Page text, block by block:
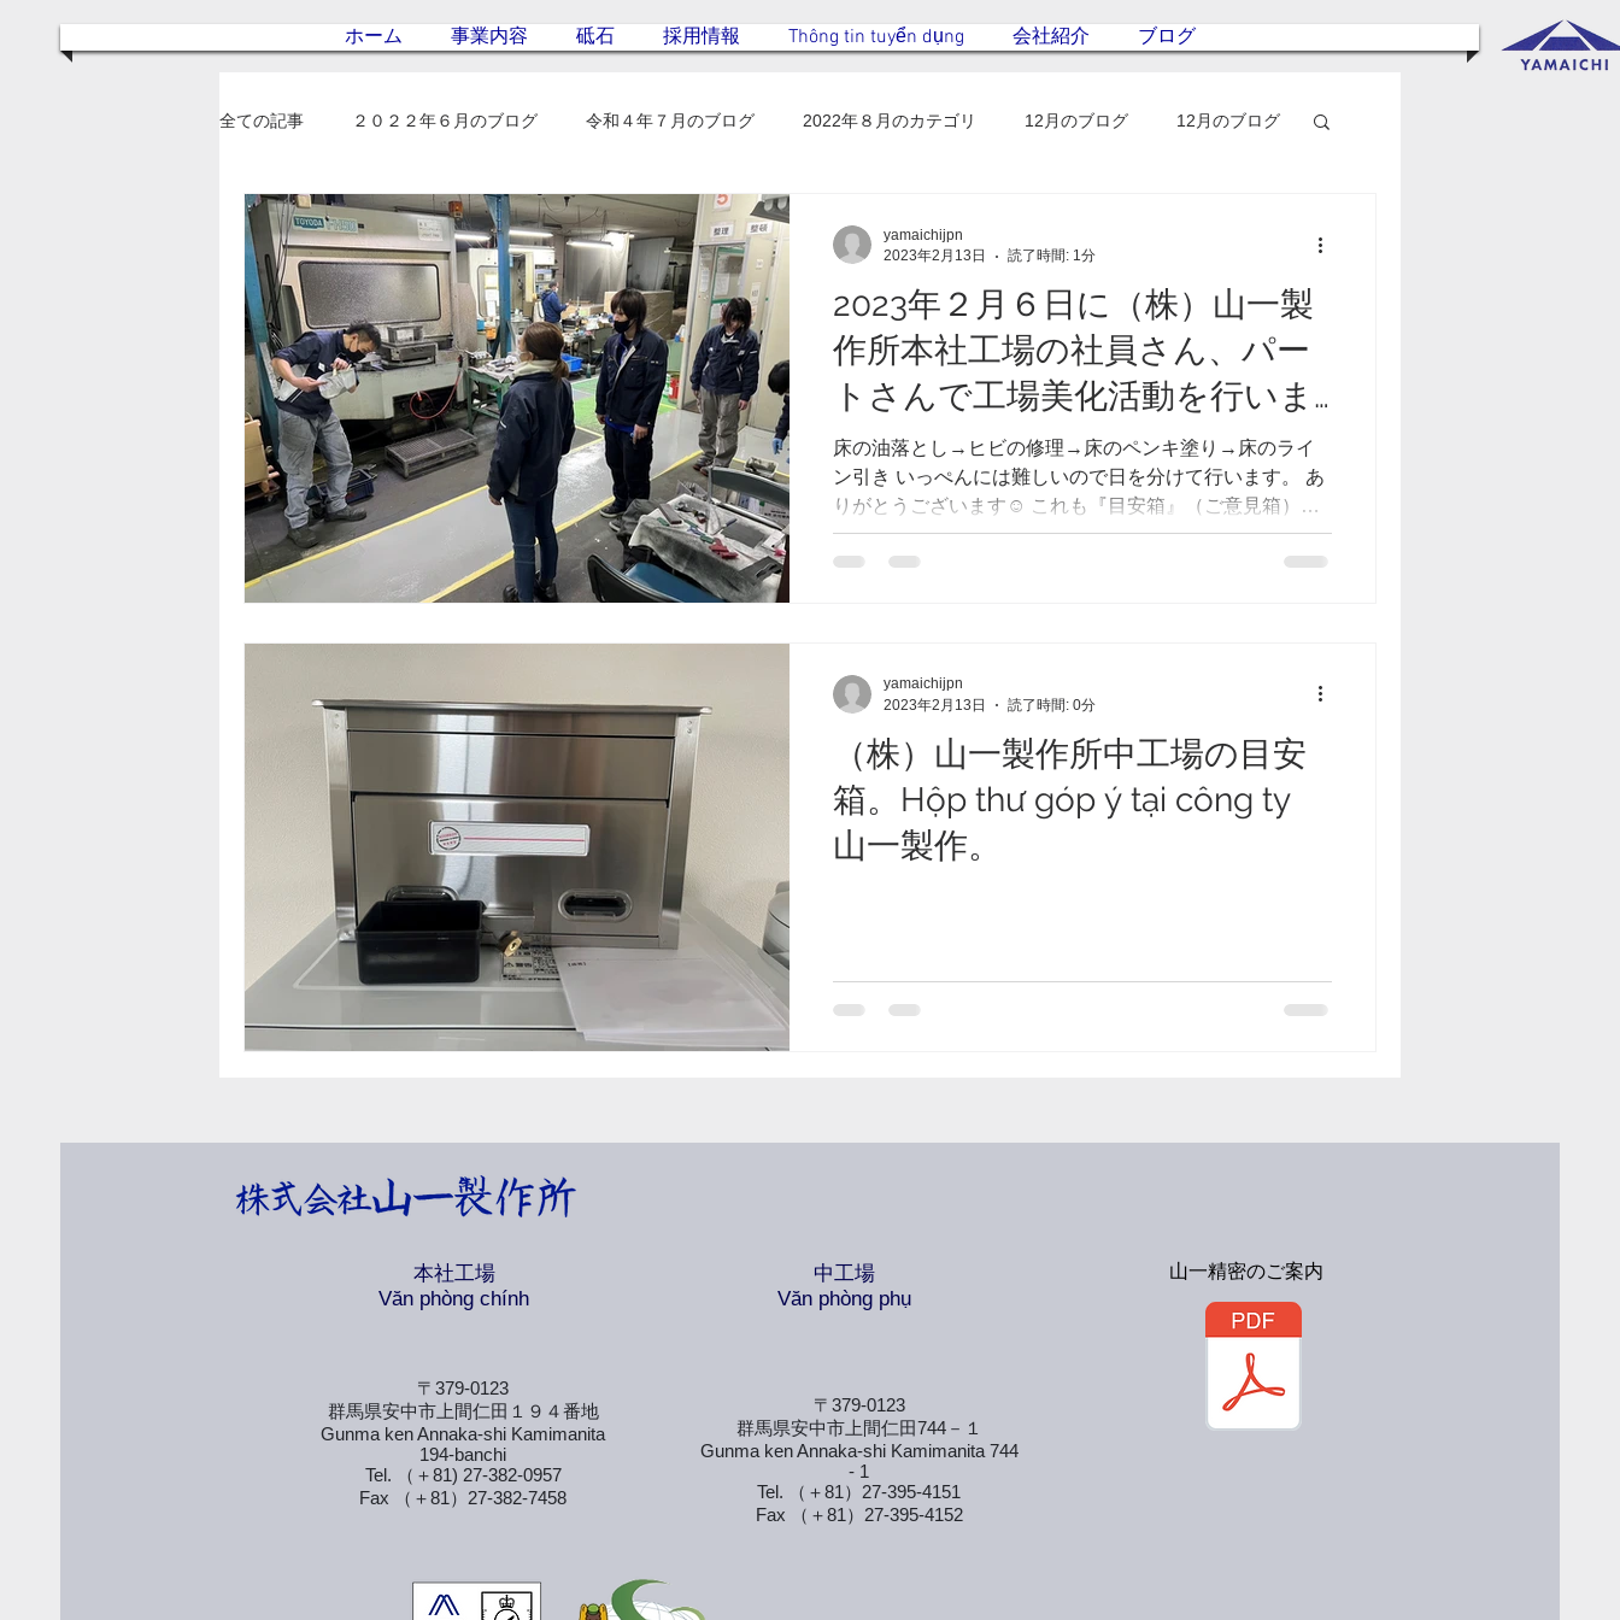
ホーム 事業内容 砥石 採用情報 Thông tin tuyển dụng 会社紹介 ブログ
全ての記事 ２０２２年６月のブログ 令和４年７月のブログ 2022年８月のカテゴリ 12月のブログ 12月のブログ
２０２３年２月のブログ
2023年２月６日に（株）山一製
作所本社工場の社員さん、パー
トさんで工場美化活動を行いま
したNhân viên đã cùng nhau cải
tạo lại sàn nhà của công ty
床の油落とし→ヒビの修理→床のペンキ塗り→床のライ
ン引き いっぺんには難しいので日を分けて行います。 あ
りがとうございます☺️ これも『目安箱』（ご意見箱）の
成果でしょうか! Vì rất khó khăn để hoàn thành trong vòng
một...
yamaichijpn
2023年2月13日
読了時間: 1分
（株）山一製作所中工場の目安
箱。Hộp thư góp ý tại công ty
山一製作。
yamaichijpn
2023年2月13日
読了時間: 0分
本社工場
​Văn phòng chính
中工場
​Văn phòng phụ
〒379-0123
群馬県安中市上間仁田１９４番地
Gunma ken Annaka-shi Kamimanita
194-banchi
Tel. （＋81) 27-382-0957
Fax （＋81）27-382-7458
〒379-0123
群馬県安中市上間仁田744－１
Gunma ken Annaka-shi Kamimanita 744
- 1
Tel. （＋81）27-395-4151
Fax （＋81）27-395-4152
山一精密のご案内